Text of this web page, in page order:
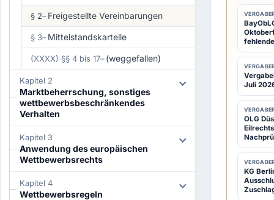
§ 2–Freigestellte Vereinbarungen
§ 3–Mittelstandskartelle
(XXXX) §§ 4 bis 17–(weggefallen)
Kapitel 2
Marktbeherrschung, sonstiges
wettbewerbsbeschränkendes
Verhalten
Kapitel 3
Anwendung des europäischen
Wettbewerbsrechts
Kapitel 4
Wettbewerbsregeln
(1)
V
o
m
V
e
r
b
o
t
d
e
s
§
Juli
OLG
KG